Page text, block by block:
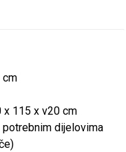
cm
x 115 x v20 cm
dijelovima